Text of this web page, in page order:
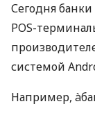
Сегодня
POS-
системой
Например,